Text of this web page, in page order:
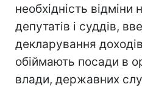
необхідність відміни
депутатів і суддів,
декларування
обіймають посади в
влади, державних